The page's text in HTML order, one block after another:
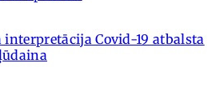
Covid-19 atbalsta